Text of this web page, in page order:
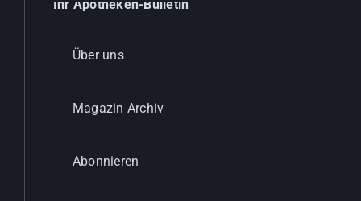
Ihr Apotheken-Bulletin
Über uns
Magazin Archiv
Abonnieren